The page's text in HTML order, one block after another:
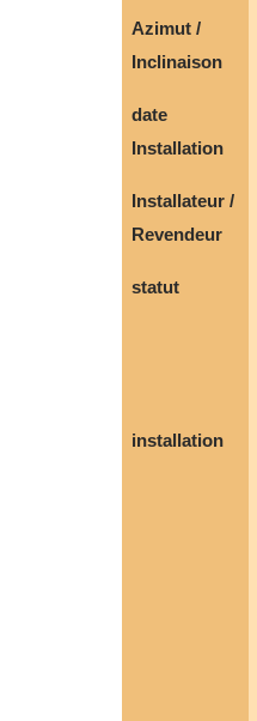
Azimut /
Inclinaison
date
Installation
Installateur /
Revendeur
statut
installation